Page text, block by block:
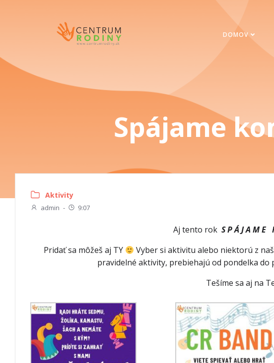
DOMOV
Spájame
Aktivity
admin - 9:07
Aj tento rok S P Á J A M E
Pridať sa môžeš aj TY
Vyber si aktivitu alebo niektorú z
pravidelné aktivity, prebiehajú od pondelka
Tešíme sa aj na